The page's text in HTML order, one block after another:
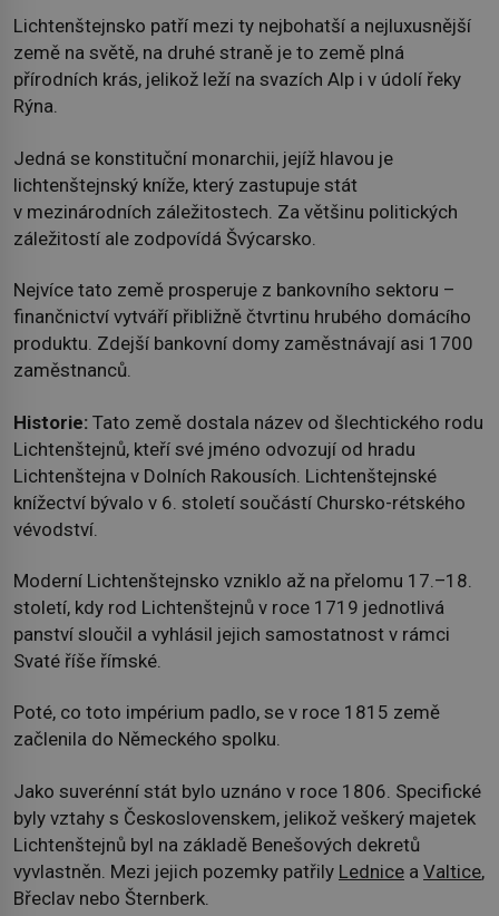
Lichtenštejnsko patří mezi ty nejbohatší a nejluxusnější
země na světě, na druhé straně je to země plná
přírodních krás, jelikož leží na svazích Alp i v údolí řeky
Rýna.
Jedná se konstituční monarchii, jejíž hlavou je
lichtenštejnský kníže, který zastupuje stát
v mezinárodních záležitostech. Za většinu politických
záležitostí ale zodpovídá Švýcarsko.
Nejvíce tato země prosperuje z bankovního sektoru –
finančnictví vytváří přibližně čtvrtinu hrubého domácího
produktu. Zdejší bankovní domy zaměstnávají asi 1700
zaměstnanců.
Historie: Tato země dostala název od šlechtického rodu
Lichtenštejnů, kteří své jméno odvozují od hradu
Lichtenštejna v Dolních Rakousích. Lichtenštejnské
knížectví bývalo v 6. století součástí Chursko-rétského
vévodství.
Moderní Lichtenštejnsko vzniklo až na přelomu 17.–18.
století, kdy rod Lichtenštejnů v roce 1719 jednotlivá
panství sloučil a vyhlásil jejich samostatnost v rámci
Svaté říše římské.
Poté, co toto impérium padlo, se v roce 1815 země
začlenila do Německého spolku.
Jako suverénní stát bylo uznáno v roce 1806. Specifické
byly vztahy s Československem, jelikož veškerý majetek
Lichtenštejnů byl na základě Benešových dekretů
vyvlastněn. Mezi jejich pozemky patřily Lednice a Valtice,
Břeclav nebo Šternberk.